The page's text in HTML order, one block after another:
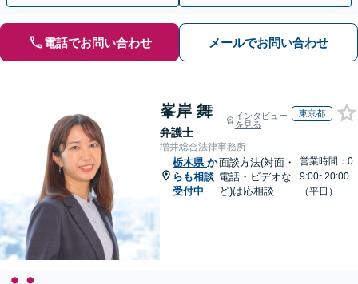
電話でお問い合わせ メールでお問い合わせ
峯岸 舞
弁護士
インタビュー
を見る
東京都
増井総合法律事務所
栃木県 か
らも相談
受付中
面談方法(対面・
電話・ビデオな
ど)は応相談
営業時間：0
9:00~20:00
（平日）